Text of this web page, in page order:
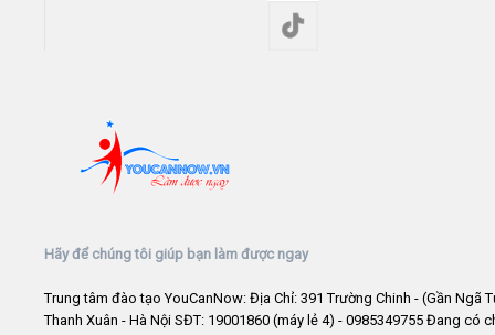
Hãy để chúng tôi giúp bạn làm được ngay
Trung tâm đào tạo YouCanNow: Địa Chỉ: 391 Trường Chinh - (Gần Ngã
Thanh Xuân - Hà Nội SĐT: 19001860 (máy lẻ 4) - 0985349755 Đang có